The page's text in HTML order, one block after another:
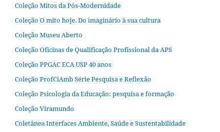
Coleção Mitos da Pós-Modernidade
Coleção O mito hoje. Do imaginário à sua cultura
Coleção Museu Aberto
Coleção Oficinas de Qualificação Profissional da APS
Coleção PPGAC ECA USP 40 anos
Coleção ProfCiAmb Série Pesquisa e Reflexão
Coleção Psicologia da Educação: pesquisa e formação
Coleção Viramundo
Coletânea Interfaces Ambiente, Saúde e Sustentabilidade